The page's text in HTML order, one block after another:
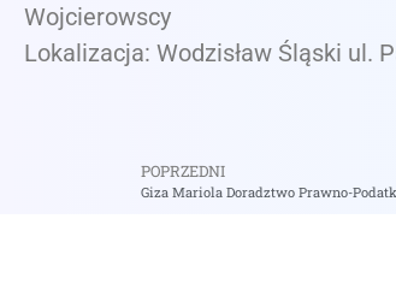
Wojcierowscy
Lokalizacja: Wodzisław Śląski ul.
POPRZEDNI
Giza Mariola Doradztwo Prawno-